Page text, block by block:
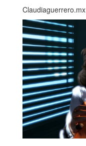
Claudiaguerrero.mx